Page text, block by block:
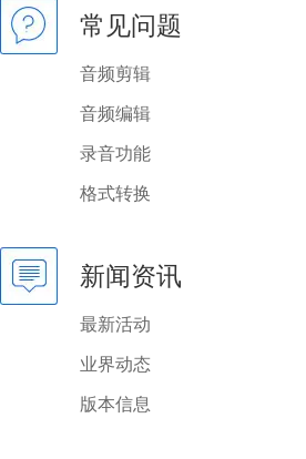
常见问题
音频剪辑
音频编辑
录音功能
格式转换
新闻资讯
最新活动
业界动态
版本信息